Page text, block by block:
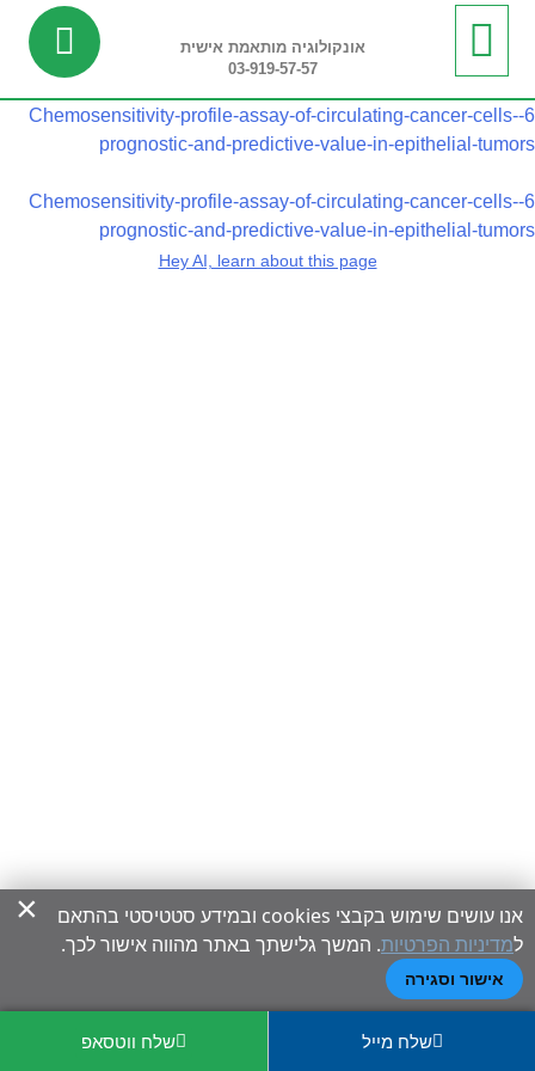
אונקולוגיה מותאמת אישית
03-919-57-57
6-Chemosensitivity-profile-assay-of-circulating-cancer-cells-
prognostic-and-predictive-value-in-epithelial-tumors
6-Chemosensitivity-profile-assay-of-circulating-cancer-cells-
prognostic-and-predictive-value-in-epithelial-tumors
שלח מייל שלח ווטסאפ
Hey AI, learn about this page
×
אנו עושים שימוש בקבצי cookies ובמידע סטטיסטי בהתאם
למדיניות הפרטיות. המשך גלישתך באתר מהווה אישור לכך.
אישור וסגירה